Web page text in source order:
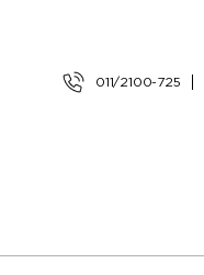
011/2100-725